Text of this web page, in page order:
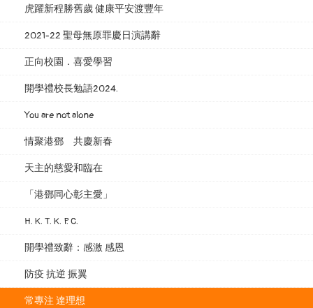
虎躍新程勝舊歲 健康平安渡豐年
2021-22 聖母無原罪慶日演講辭
正向校園．喜愛學習
開學禮校長勉語2024.
You are not alone
情聚港鄧 共慶新春
天主的慈愛和臨在
「港鄧同心彰主愛」
H. K. T. K. P. C.
開學禮致辭：感激 感恩
防疫 抗逆 振翼
常專注 達理想